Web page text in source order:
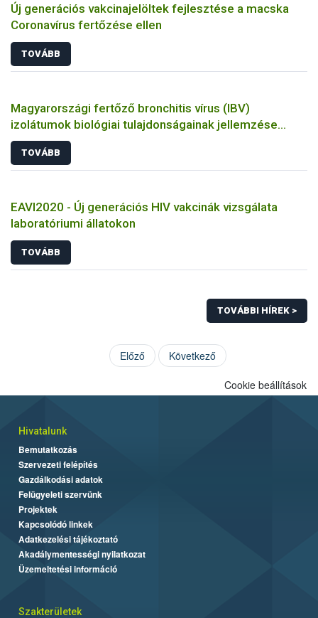
Új generációs vakcinajelöltek fejlesztése a macska
Coronavírus fertőzése ellen
TOVÁBB
Magyarországi fertőző bronchitis vírus (IBV)
izolátumok biológiai tulajdonságainak jellemzése
állatkísérletes és molekuláris biológiai eszközökkel
TOVÁBB
EAVI2020 - Új generációs HIV vakcinák vizsgálata
laboratóriumi állatokon
TOVÁBB
TOVÁBBI HÍREK >
Előző Következő
Cookie beállítások
Hivatalunk
Bemutatkozás
Szervezeti felépítés
Gazdálkodási adatok
Felügyeleti szervünk
Projektek
Kapcsolódó linkek
Adatkezelési tájékoztató
Akadálymentességi nyilatkozat
Üzemeltetési információ
Szakterületek